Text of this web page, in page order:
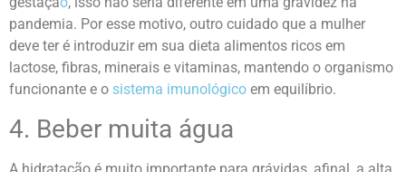
pandemia. Por esse motivo, outro cuidado que a mulher
deve ter é introduzir em sua dieta alimentos ricos em
lactose, fibras, minerais e vitaminas, mantendo o organismo
funcionante e o sistema imunológico em equilíbrio.
4. Beber muita água